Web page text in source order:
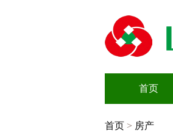
首页
首页 > 房产